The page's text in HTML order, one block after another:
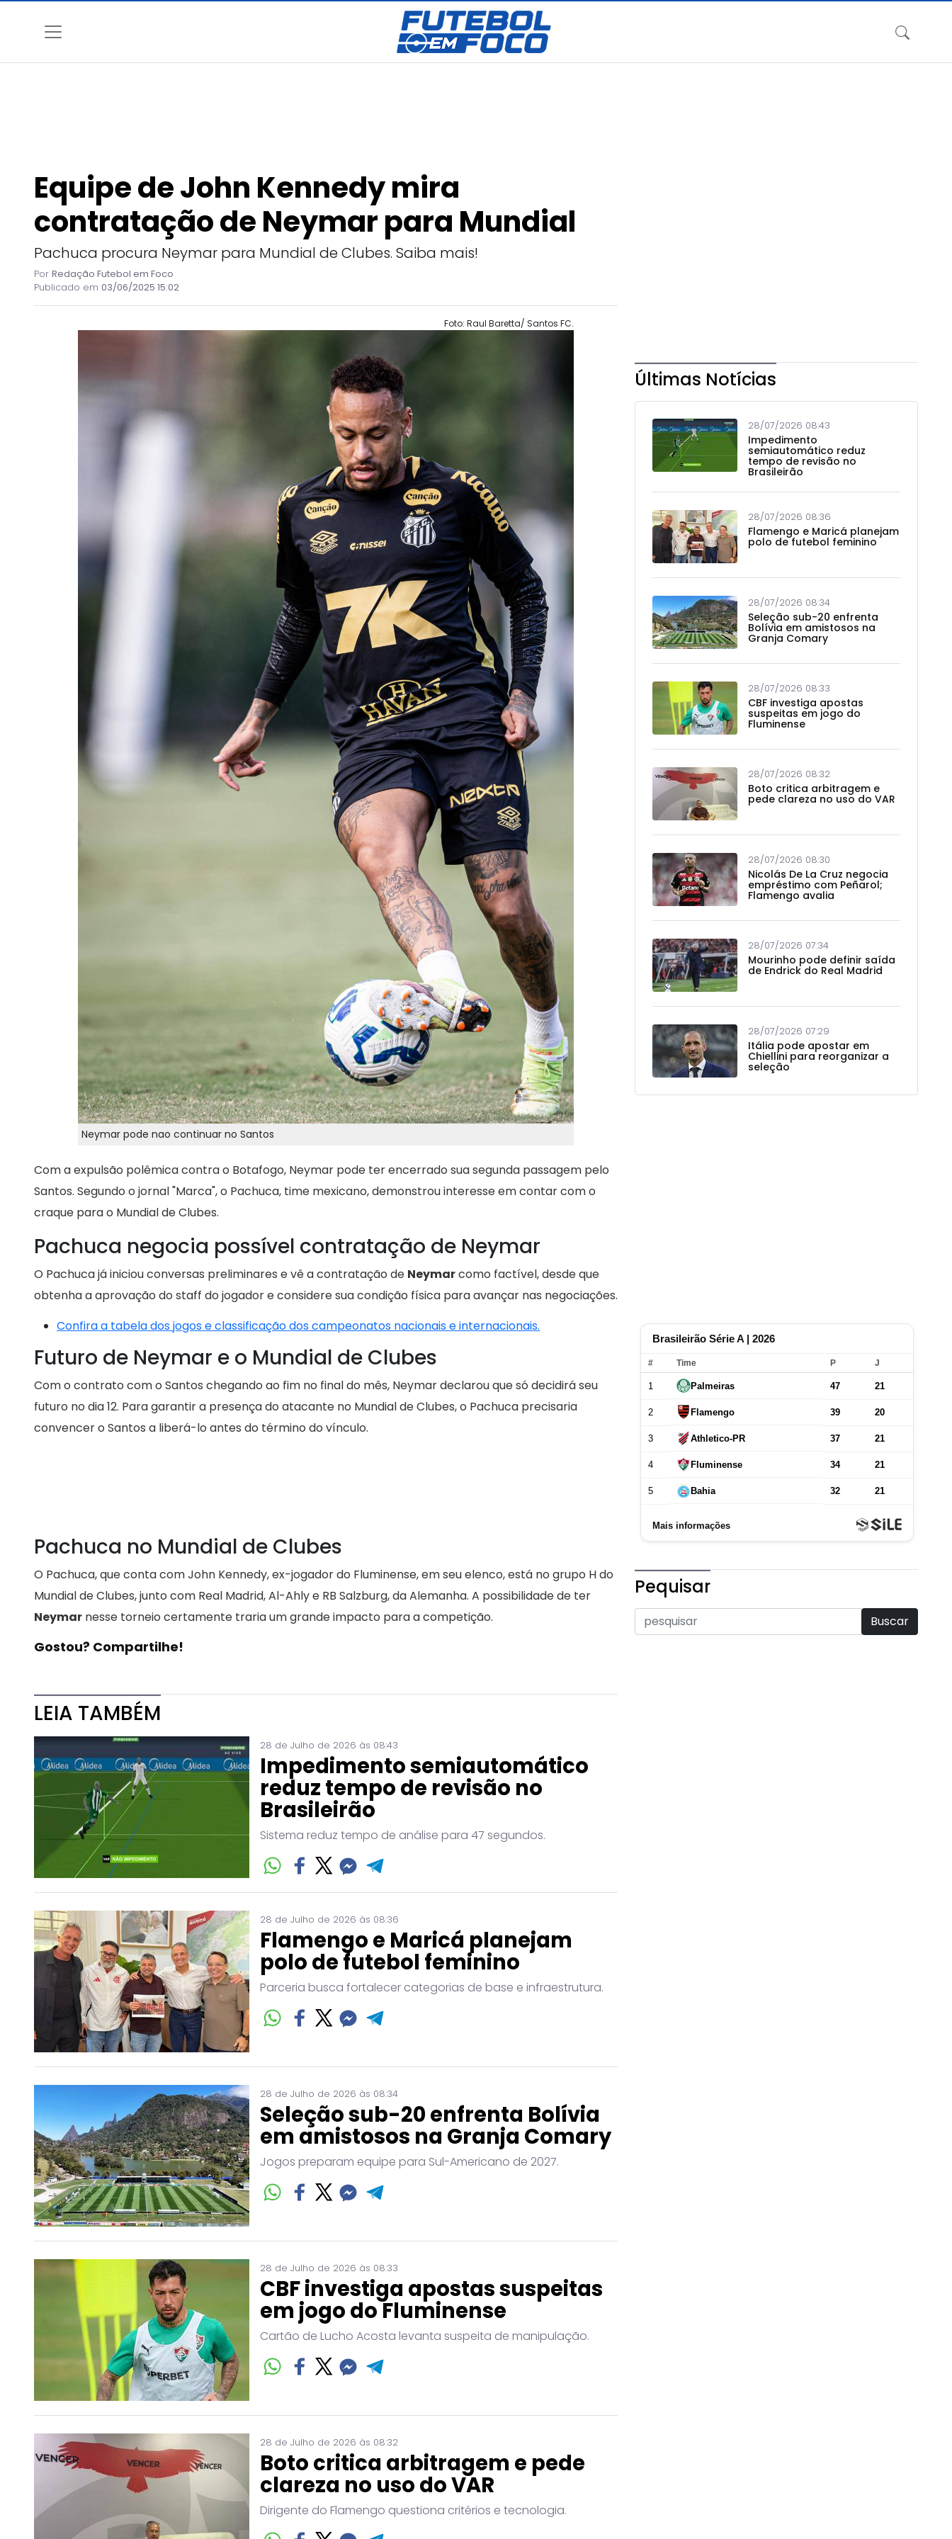
Equipe de John Kennedy mira
contratação de Neymar para Mundial
Pachuca procura Neymar para Mundial de Clubes. Saiba mais!
Por Redação Futebol em Foco
Publicado em 03/06/2025 15:02
Foto: Raul Baretta/ Santos FC.
Neymar pode nao continuar no Santos
Com a expulsão polêmica contra o Botafogo, Neymar pode ter encerrado sua segunda passagem pelo
Santos. Segundo o jornal "Marca", o Pachuca, time mexicano, demonstrou interesse em contar com o
craque para o Mundial de Clubes.
Pachuca negocia possível contratação de Neymar
O Pachuca já iniciou conversas preliminares e vê a contratação de Neymarcomo factível, desde que
obtenha a aprovação do staff do jogador e considere sua condição física para avançar nas negociações.
Confira a tabela dos jogos e classificação dos campeonatos nacionais e internacionais.
Futuro de Neymar e o Mundial de Clubes
Com o contrato com o Santos chegando ao fim no final do mês, Neymar declarou que só decidirá seu
futuro no dia 12. Para garantir a presença do atacante no Mundial de Clubes, o Pachuca precisaria
convencer o Santos a liberá-lo antes do término do vínculo.
Pachuca no Mundial de Clubes
O Pachuca, que conta com John Kennedy, ex-jogador do Fluminense, em seu elenco, está no grupo H do
Mundial de Clubes, junto com Real Madrid, Al-Ahly e RB Salzburg, da Alemanha. A possibilidade de ter
Neymar nesse torneio certamente traria um grande impacto para a competição.
Gostou? Compartilhe!
LEIA TAMBÉM
28 de Julho de 2026 às 08:43
Impedimento semiautomático
reduz tempo de revisão no
Brasileirão
Sistema reduz tempo de análise para 47 segundos.
28 de Julho de 2026 às 08:36
Flamengo e Maricá planejam
polo de futebol feminino
Parceria busca fortalecer categorias de base e infraestrutura.
28 de Julho de 2026 às 08:34
Seleção sub-20 enfrenta Bolívia
em amistosos na Granja Comary
Jogos preparam equipe para Sul-Americano de 2027.
28 de Julho de 2026 às 08:33
CBF investiga apostas suspeitas
em jogo do Fluminense
Cartão de Lucho Acosta levanta suspeita de manipulação.
28 de Julho de 2026 às 08:32
Boto critica arbitragem e pede
clareza no uso do VAR
Dirigente do Flamengo questiona critérios e tecnologia.
Últimas Notícias
28/07/2026 08:43
Impedimento
semiautomático reduz
tempo de revisão no
Brasileirão
28/07/2026 08:36
Flamengo e Maricá planejam
polo de futebol feminino
28/07/2026 08:34
Seleção sub-20 enfrenta
Bolívia em amistosos na
Granja Comary
28/07/2026 08:33
CBF investiga apostas
suspeitas em jogo do
Fluminense
28/07/2026 08:32
Boto critica arbitragem e
pede clareza no uso do VAR
28/07/2026 08:30
Nicolás De La Cruz negocia
empréstimo com Peñarol;
Flamengo avalia
28/07/2026 07:34
Mourinho pode definir saída
de Endrick do Real Madrid
28/07/2026 07:29
Itália pode apostar em
Chiellini para reorganizar a
seleção
Pequisar